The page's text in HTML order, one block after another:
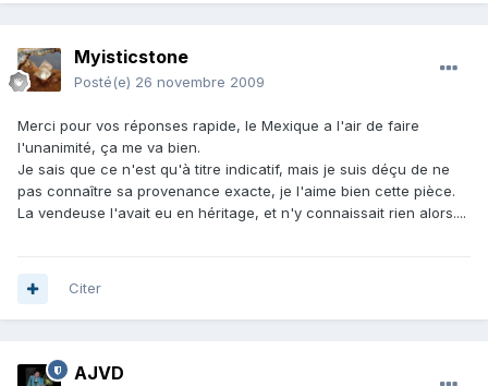
Myisticstone
Posté(e) 26 novembre 2009
Merci pour vos réponses rapide, le Mexique a l'air de faire
l'unanimité, ça me va bien.
Je sais que ce n'est qu'à titre indicatif, mais je suis déçu de ne
pas connaître sa provenance exacte, je l'aime bien cette pièce.
La vendeuse l'avait eu en héritage, et n'y connaissait rien alors....
Citer
AJVD